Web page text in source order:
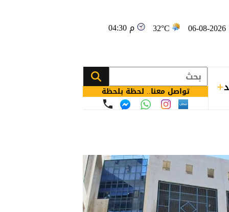
32°C 04:30 م
تواصل معنا.. لحظة بلحظة